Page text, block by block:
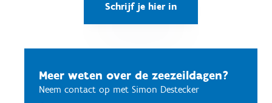
Schrijf je hier in
Meer weten over de zeezeildagen?
Neem contact op met Simon Destecker